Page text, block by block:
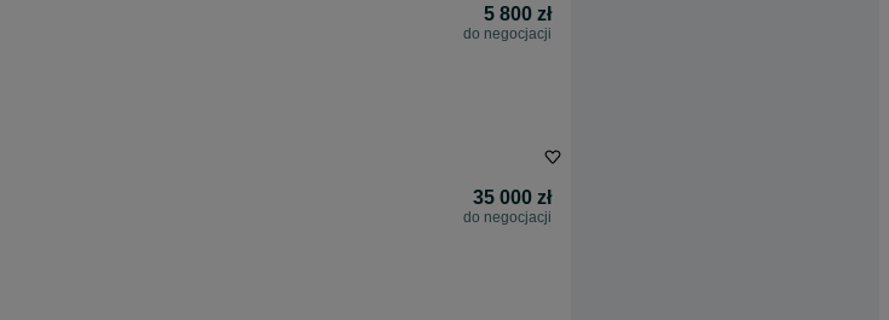
5 800 zł
do negocjacji
35 000 zł
do negocjacji